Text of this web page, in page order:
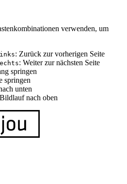
verwenden, um
: Zurück zur vorherigen Seite
: Weiter zur nächsten Seite
springen
springen
unten
nach oben